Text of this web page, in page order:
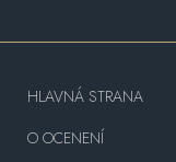
HLAVNÁ STRANA
O OCENENÍ